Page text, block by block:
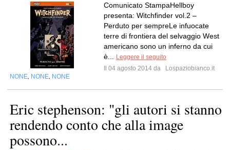
Comunicato StampaHellboy
presenta: Witchfinder vol.2 –
Perduto per sempreLe infuocate
terre di frontiera del selvaggio West
americano sono un inferno da cui
è...
Leggere il seguito
Il 04 agosto 2014 da
Lospaziobianco.it
NONE NONE NONE
Eric stephenson: "gli autori si stanno
rendendo conto che alla image
possono...